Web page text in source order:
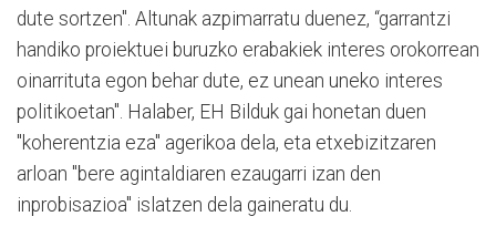
dute sortzen". Altunak azpimarratu duenez, “garrantzi
handiko proiektuei buruzko erabakiek interes orokorrean
oinarrituta egon behar dute, ez unean uneko interes
politikoetan". Halaber, EH Bilduk gai honetan duen
"koherentzia eza" agerikoa dela, eta etxebizitzaren
arloan "bere agintaldiaren ezaugarri izan den
inprobisazioa" islatzen dela gaineratu du.